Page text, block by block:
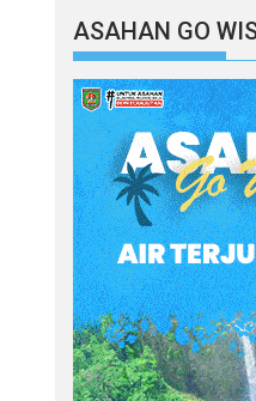
ASAHAN GO